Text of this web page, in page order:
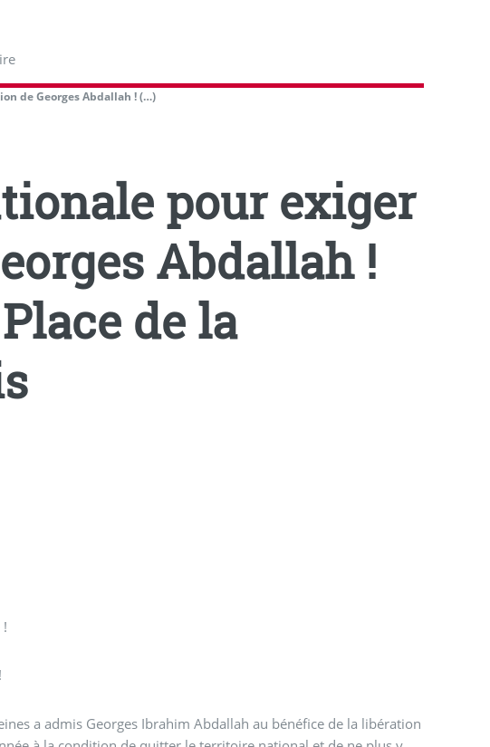
de Georges Abdallah ! (…)
pour exiger
Abdallah !
de la
a admis Georges Ibrahim Abdallah au bénéfice de la libération